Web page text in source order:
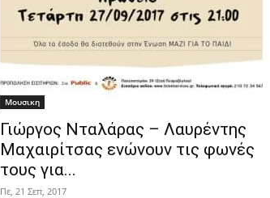
Μουσικη
Γιώργος Νταλάρας – Λαυρέντης
Μαχαιρίτσας ενώνουν τις φωνές
τους για...
Πε, 21 Σεπ, 2017